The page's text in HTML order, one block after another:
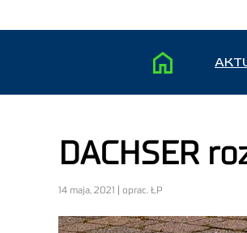
DACHSER
14 maja, 2021 | oprac. ŁP